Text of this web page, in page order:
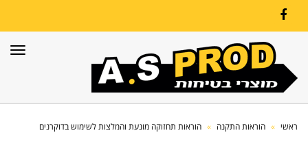
Facebook
ראשי » הוראות התקנה » הוראות תחזוקה מונעת והמלצות לשימוש בדוקרנים